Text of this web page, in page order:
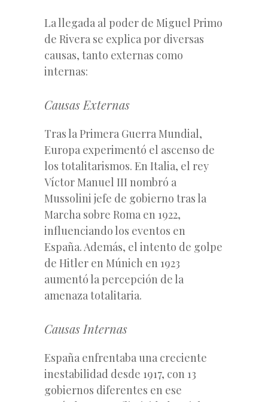
La llegada al poder de Miguel Primo
de Rivera se explica por diversas
causas, tanto externas como
internas:
Causas Externas
Tras la Primera Guerra Mundial,
Europa experimentó el ascenso de
los totalitarismos. En Italia, el rey
Víctor Manuel III nombró a
Mussolini jefe de gobierno tras la
Marcha sobre Roma en 1922,
influenciando los eventos en
España. Además, el intento de golpe
de Hitler en Múnich en 1923
aumentó la percepción de la
amenaza totalitaria.
Causas Internas
España enfrentaba una creciente
inestabilidad desde 1917, con 13
gobiernos diferentes en ese